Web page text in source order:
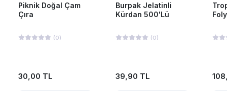
Piknik Doğal Çam
Çıra
(0)
30,00 TL
Burpak Jelatinli
Kürdan 500'Lü
(0)
39,90 TL